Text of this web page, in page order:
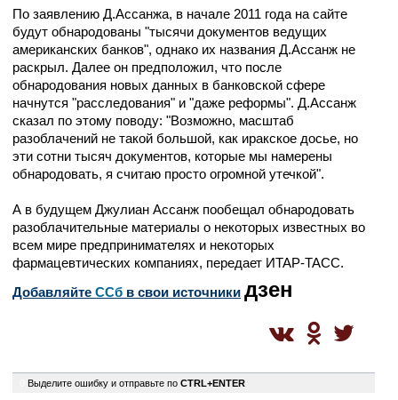
По заявлению Д.Ассанжа, в начале 2011 года на сайте
будут обнародованы "тысячи документов ведущих
американских банков", однако их названия Д.Ассанж не
раскрыл. Далее он предположил, что после
обнародования новых данных в банковской сфере
начнутся "расследования" и "даже реформы". Д.Ассанж
сказал по этому поводу: "Возможно, масштаб
разоблачений не такой большой, как иракское досье, но
эти сотни тысяч документов, которые мы намерены
обнародовать, я считаю просто огромной утечкой".
А в будущем Джулиан Ассанж пообещал обнародовать
разоблачительные материалы о некоторых известных во
всем мире предпринимателях и некоторых
фармацевтических компаниях, передает ИТАР-ТАСС.
Добавляйте CСб в свои источники дзен
Выделите ошибку и отправьте по CTRL+ENTER